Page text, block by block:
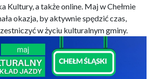
Kultury, a także online. Maj w Chełmie
okazja, by aktywnie spędzić czas,
w życiu kulturalnym gminy.